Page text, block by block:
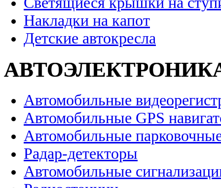
Накладки на капот
Детские автокресла
Автомобильные
Автомобильные GPS
Автомобильные
Радар-детекторы
Автомобильные